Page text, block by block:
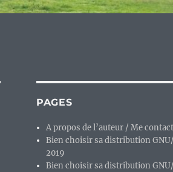
PAGES
A propos de l’auteur / Me
Bien choisir sa distribution
2019
Bien choisir sa distribution